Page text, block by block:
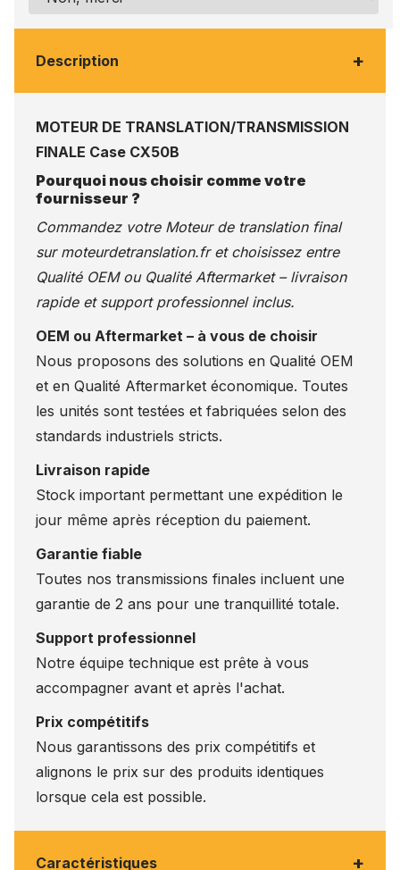
Description +
MOTEUR DE TRANSLATION/TRANSMISSION
FINALE Case CX50B
Pourquoi nous choisir comme votre
fournisseur ?
Commandez votre Moteur de translation final
sur moteurdetranslation.fret choisissez entre
Qualité OEM ou Qualité Aftermarket – livraison
rapide et support professionnel inclus.
OEM ou Aftermarket – à vous de choisir
Nous proposons des solutions en Qualité OEM
et en Qualité Aftermarket économique. Toutes
les unités sont testées et fabriquées selon des
standards industriels stricts.
Livraison rapide
Stock important permettant une expédition le
jour même après réception du paiement.
Garantie fiable
Toutes nos transmissions finales incluent une
garantie de 2 ans pour une tranquillité totale.
Support professionnel
Notre équipe technique est prête à vous
accompagner avant et après l'achat.
Prix compétitifs
Nous garantissons des prix compétitifs et
alignons le prix sur des produits identiques
lorsque cela est possible.
Caractéristiques +